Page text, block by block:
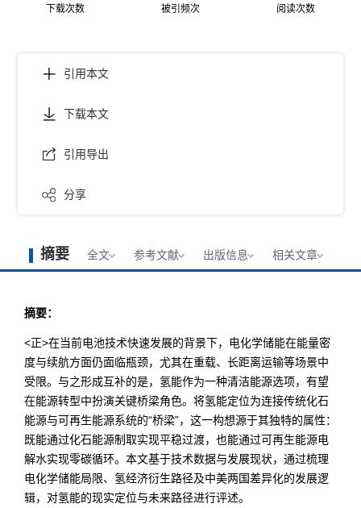
下载次数 被引频次 阅读次数
引用本文
下载本文
引用导出
分享
摘要 全文 参考文献 出版信息 相关文章
摘要：
<正>在当前电池技术快速发展的背景下，电化学储能在能量密
度与续航方面仍面临瓶颈，尤其在重载、长距离运输等场景中
受限。与之形成互补的是，氢能作为一种清洁能源选项，有望
在能源转型中扮演关键桥梁角色。将氢能定位为连接传统化石
能源与可再生能源系统的“桥梁”，这一构想源于其独特的属性：
既能通过化石能源制取实现平稳过渡，也能通过可再生能源电
解水实现零碳循环。本文基于技术数据与发展现状，通过梳理
电化学储能局限、氢经济衍生路径及中美两国差异化的发展逻
辑，对氢能的现实定位与未来路径进行评述。